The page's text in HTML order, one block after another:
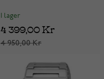
I lager
4 950,00 Kr
4 399,00 Kr